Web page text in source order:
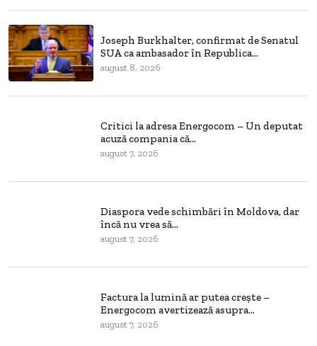
Joseph Burkhalter, confirmat de Senatul
SUA ca ambasador în Republica...
august 8, 2026
Critici la adresa Energocom – Un deputat
acuză compania că...
august 7, 2026
Diaspora vede schimbări în Moldova, dar
încă nu vrea să...
august 7, 2026
Factura la lumină ar putea crește –
Energocom avertizează asupra...
august 7, 2026